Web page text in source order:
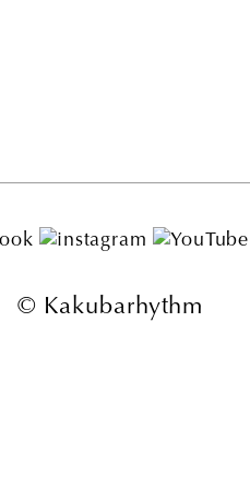
© Kakubarhythm